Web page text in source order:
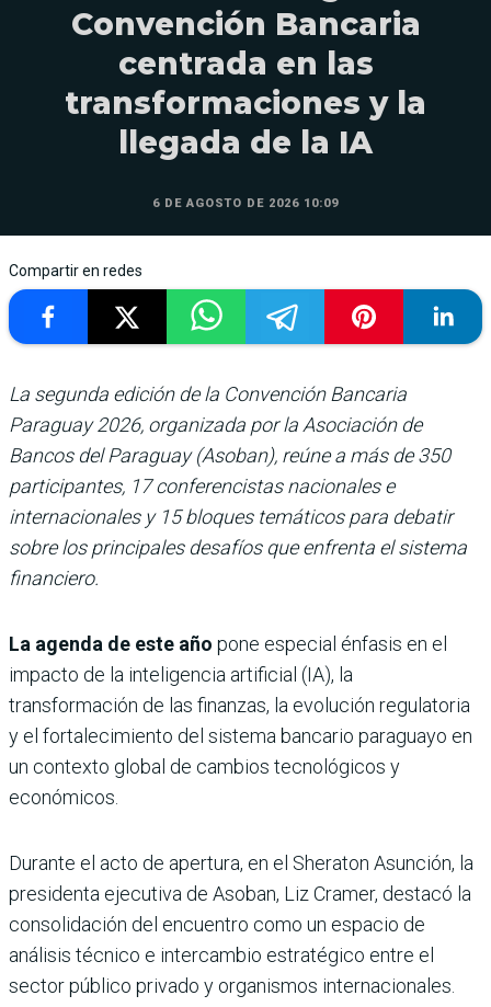
Convención Bancaria
centrada en las
transformaciones y la
llegada de la IA
6 DE AGOSTO DE 2026 10:09
Compartir en redes
La segunda edición de la Convención Bancaria
Paraguay 2026, organizada por la Asociación de
Bancos del Paraguay (Asoban), reúne a más de 350
participantes, 17 conferencistas nacionales e
internacionales y 15 bloques temáticos para debatir
sobre los principales desafíos que enfrenta el sistema
financiero.
La agenda de este año pone especial énfasis en el
impacto de la inteligencia artificial (IA), la
transformación de las finanzas, la evolución regulatoria
y el fortalecimiento del sistema bancario paraguayo en
un contexto global de cambios tecnológicos y
económicos.
Durante el acto de apertura, en el Sheraton Asunción, la
presidenta ejecutiva de Asoban, Liz Cramer, destacó la
consolidación del encuentro como un espacio de
análisis técnico e intercambio estratégico entre el
sector público privado y organismos internacionales.